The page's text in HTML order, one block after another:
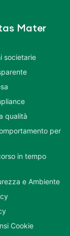
Mater
societarie
qualità
per
in tempo
e Ambiente
Cookie